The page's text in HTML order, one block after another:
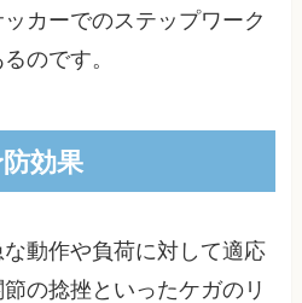
カーでのステップワーク
のです。
効果
動作や負荷に対して適応
の捻挫といったケガのリ